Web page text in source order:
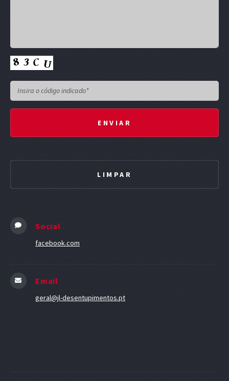
Social
facebook.com
Email
geral@jl-desentupimentos.pt